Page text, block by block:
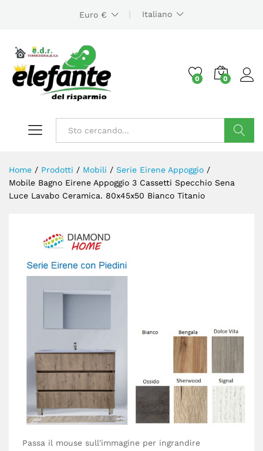
Euro € Italiano
0 0
Home / Prodotti / Mobili / Serie Eirene Appoggio /
Mobile Bagno Eirene Appoggio 3 Cassetti Specchio Sena
Luce Lavabo Ceramica. 80x45x50 Bianco Titanio
Passa il mouse sull'immagine per ingrandire